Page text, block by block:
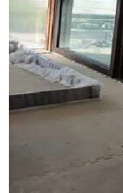
Esquadrias de
Esquadrias
Esquadrias de
Esquadrias de
Esquadrias de